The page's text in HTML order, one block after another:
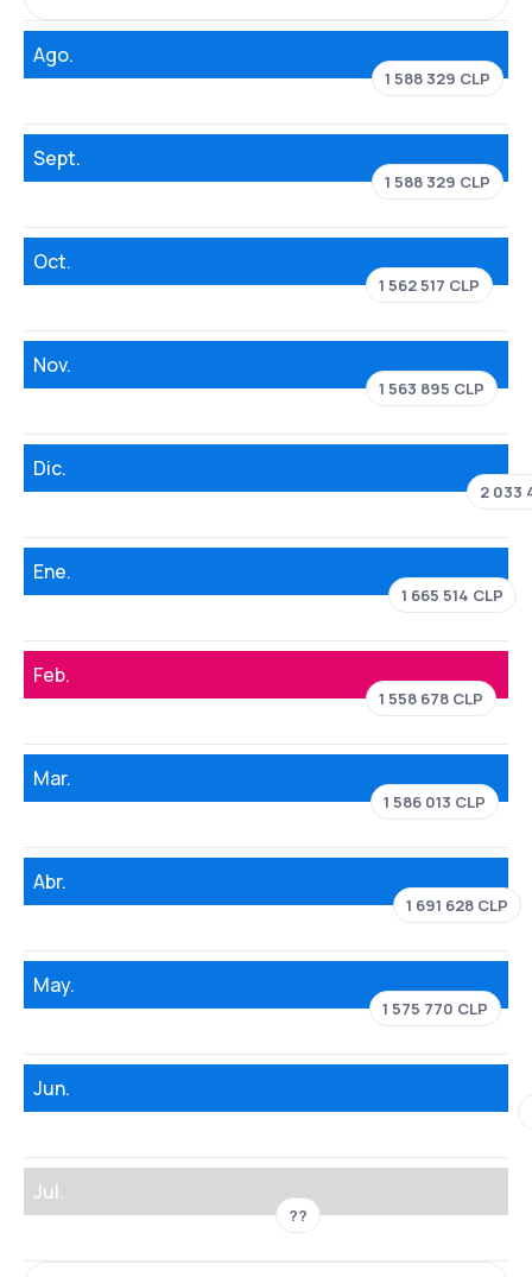
Ago.
1 588 329 CLP
Sept.
1 588 329 CLP
Oct.
1 562 517 CLP
Nov.
1 563 895 CLP
Dic.
2 033
Ene.
1 665 514 CLP
Feb.
1 558 678 CLP
Mar.
1 586 013 CLP
Abr.
1 691 628 CLP
May.
1 575 770 CLP
Jun.
Jul.
??